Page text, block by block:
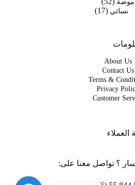
موضة
منتج
نسائي 17
17
About Us
Contact Us
Terms &
Privacy
Customer
العملاء
؟ تواصل معنا على: